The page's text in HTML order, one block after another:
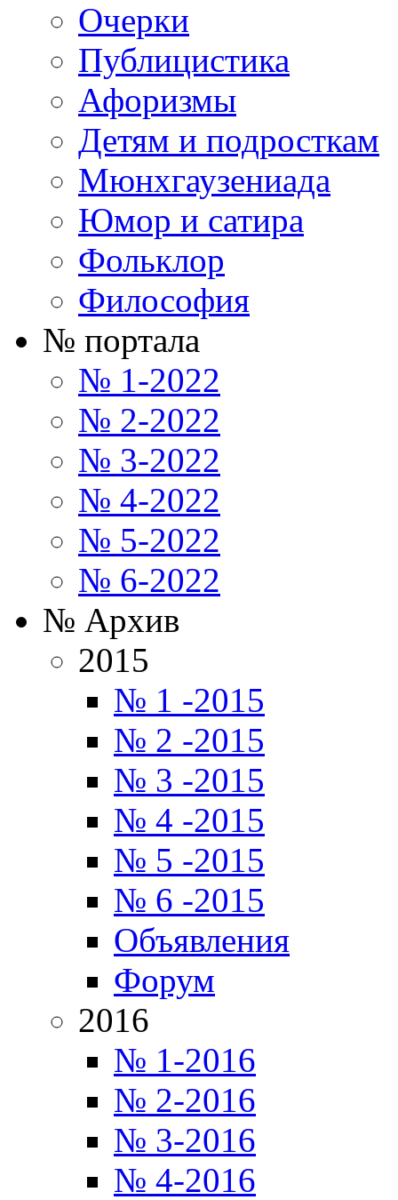
Очерки
Публицистика
Афоризмы
Детям и подросткам
Мюнхгаузениада
Юмор и сатира
Фольклор
Философия
№ портала
№ 1-2022
№ 2-2022
№ 3-2022
№ 4-2022
№ 5-2022
№ 6-2022
№ Архив
2015
№ 1 -2015
№ 2 -2015
№ 3 -2015
№ 4 -2015
№ 5 -2015
№ 6 -2015
Объявления
Форум
2016
№ 1-2016
№ 2-2016
№ 3-2016
№ 4-2016